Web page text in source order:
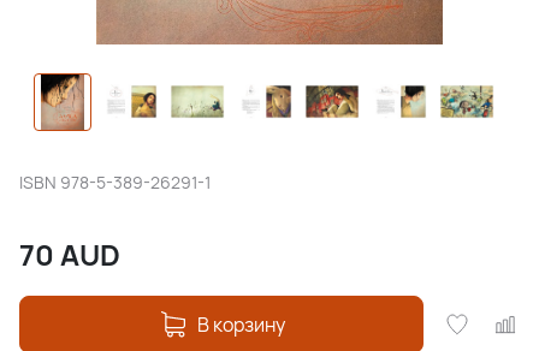
ISBN 978-5-389-26291-1
70AUD
В корзину